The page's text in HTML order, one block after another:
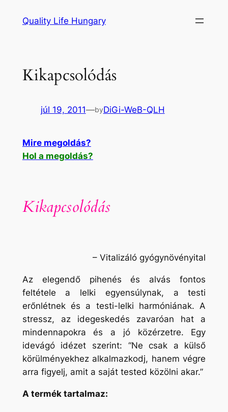
Quality Life Hungary
Kikapcsolódás
júl 19, 2011—byDiGi-WeB-QLH
Mire megoldás?
Hol a megoldás?
Kikapcsolódás
– Vitalizáló gyógynövényital
Az elegendő pihenés és alvás fontos
feltétele a lelki egyensúlynak, a testi
erőnlétnek és a testi-lelki harmóniának. A
stressz, az idegeskedés zavaróan hat a
mindennapokra és a jó közérzetre. Egy
idevágó idézet szerint: “Ne csak a külső
körülményekhez alkalmazkodj, hanem végre
arra figyelj, amit a saját tested közölni akar.”
A termék tartalmaz: